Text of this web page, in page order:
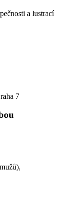
a lustrací
7